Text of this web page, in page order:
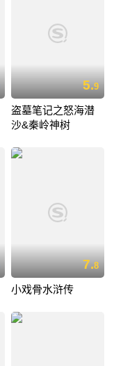
5.9
盗墓笔记之怒海潜
沙&秦岭神树
7.8
小戏骨水浒传